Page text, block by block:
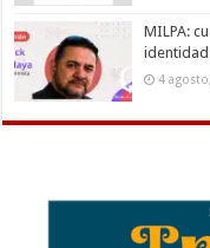
MILPA:
identidad
4